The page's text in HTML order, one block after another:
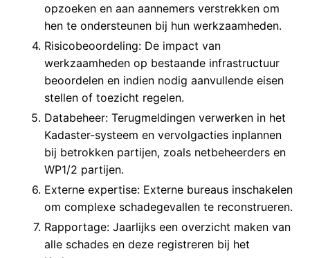
opzoeken en aan aannemers verstrekken om
hen te ondersteunen bij hun werkzaamheden.
Risicobeoordeling: De impact van
werkzaamheden op bestaande infrastructuur
beoordelen en indien nodig aanvullende eisen
stellen of toezicht regelen.
Databeheer: Terugmeldingen verwerken in het
Kadaster-systeem en vervolgacties inplannen
bij betrokken partijen, zoals netbeheerders en
WP1/2 partijen.
Externe expertise: Externe bureaus inschakelen
om complexe schadegevallen te reconstrueren.
Rapportage: Jaarlijks een overzicht maken van
alle schades en deze registreren bij het